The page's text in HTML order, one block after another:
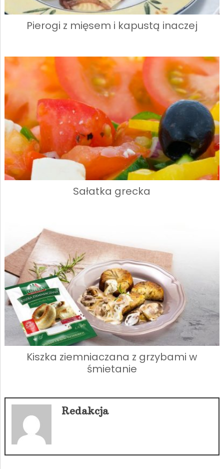
Pierogi z mięsem i kapustą inaczej
Sałatka grecka
Kiszka ziemniaczana z grzybami w
śmietanie
Redakcja